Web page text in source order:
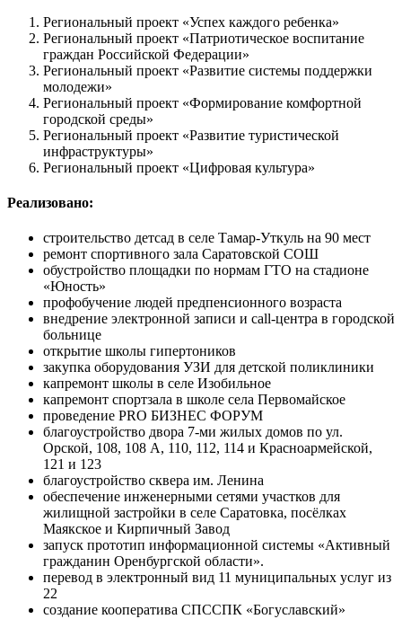
Региональный проект «Успех каждого ребенка»
Региональный проект «Патриотическое воспитание
граждан Российской Федерации»
Региональный проект «Развитие системы поддержки
молодежи»
Региональный проект «Формирование комфортной
городской среды»
Региональный проект «Развитие туристической
инфраструктуры»
Региональный проект «Цифровая культура»
Реализовано:
строительство детсад в селе Тамар-Уткуль на 90 мест
ремонт спортивного зала Саратовской СОШ
обустройство площадки по нормам ГТО на стадионе
«Юность»
профобучение людей предпенсионного возраста
внедрение электронной записи и call-центра в городской
больнице
открытие школы гипертоников
закупка оборудования УЗИ для детской поликлиники
капремонт школы в селе Изобильное
капремонт спортзала в школе села Первомайское
проведение PRO БИЗНЕС ФОРУМ
благоустройство двора 7-ми жилых домов по ул.
Орской, 108, 108 А, 110, 112, 114 и Красноармейской,
121 и 123
благоустройство сквера им. Ленина
обеспечение инженерными сетями участков для
жилищной застройки в селе Саратовка, посёлках
Маякское и Кирпичный Завод
запуск прототип информационной системы «Активный
гражданин Оренбургской области».
перевод в электронный вид 11 муниципальных услуг из
22
создание кооператива СПССПК «Богуславский»